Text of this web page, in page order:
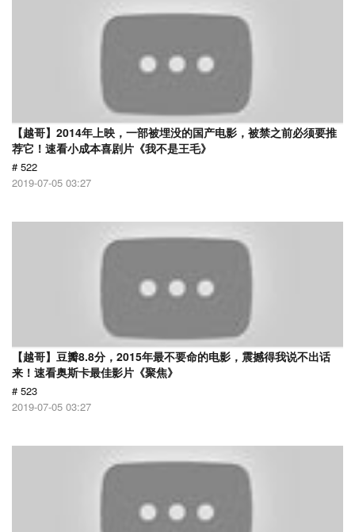
【越哥】2014年上映，一部被埋没的国产电影，被禁之前必须要推
荐它！速看小成本喜剧片《我不是王毛》
# 522
2019-07-05 03:27
【越哥】豆瓣8.8分，2015年最不要命的电影，震撼得我说不出话
来！速看奥斯卡最佳影片《聚焦》
# 523
2019-07-05 03:27